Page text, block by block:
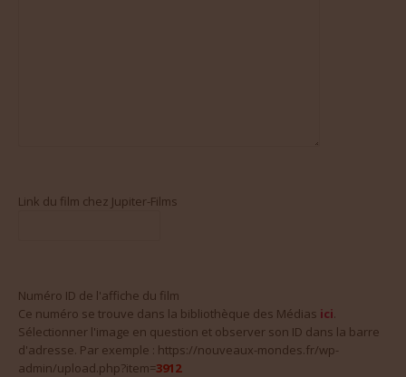
Link du film chez Jupiter-Films
Numéro ID de l'affiche du film
Ce numéro se trouve dans la bibliothèque des Médias ici.
Sélectionner l'image en question et observer son ID dans la barre
d'adresse. Par exemple : https://nouveaux-mondes.fr/wp-
admin/upload.php?item=3912